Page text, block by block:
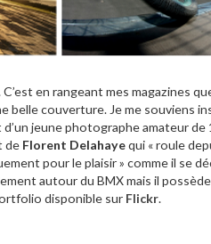
en rangeant mes magazines
belle couverture. Je me souviens
jeune photographe amateur de
de Florent Delahayequi « roule
pour le plaisir » comme il se
autour du BMX mais il
disponible sur Flickr.